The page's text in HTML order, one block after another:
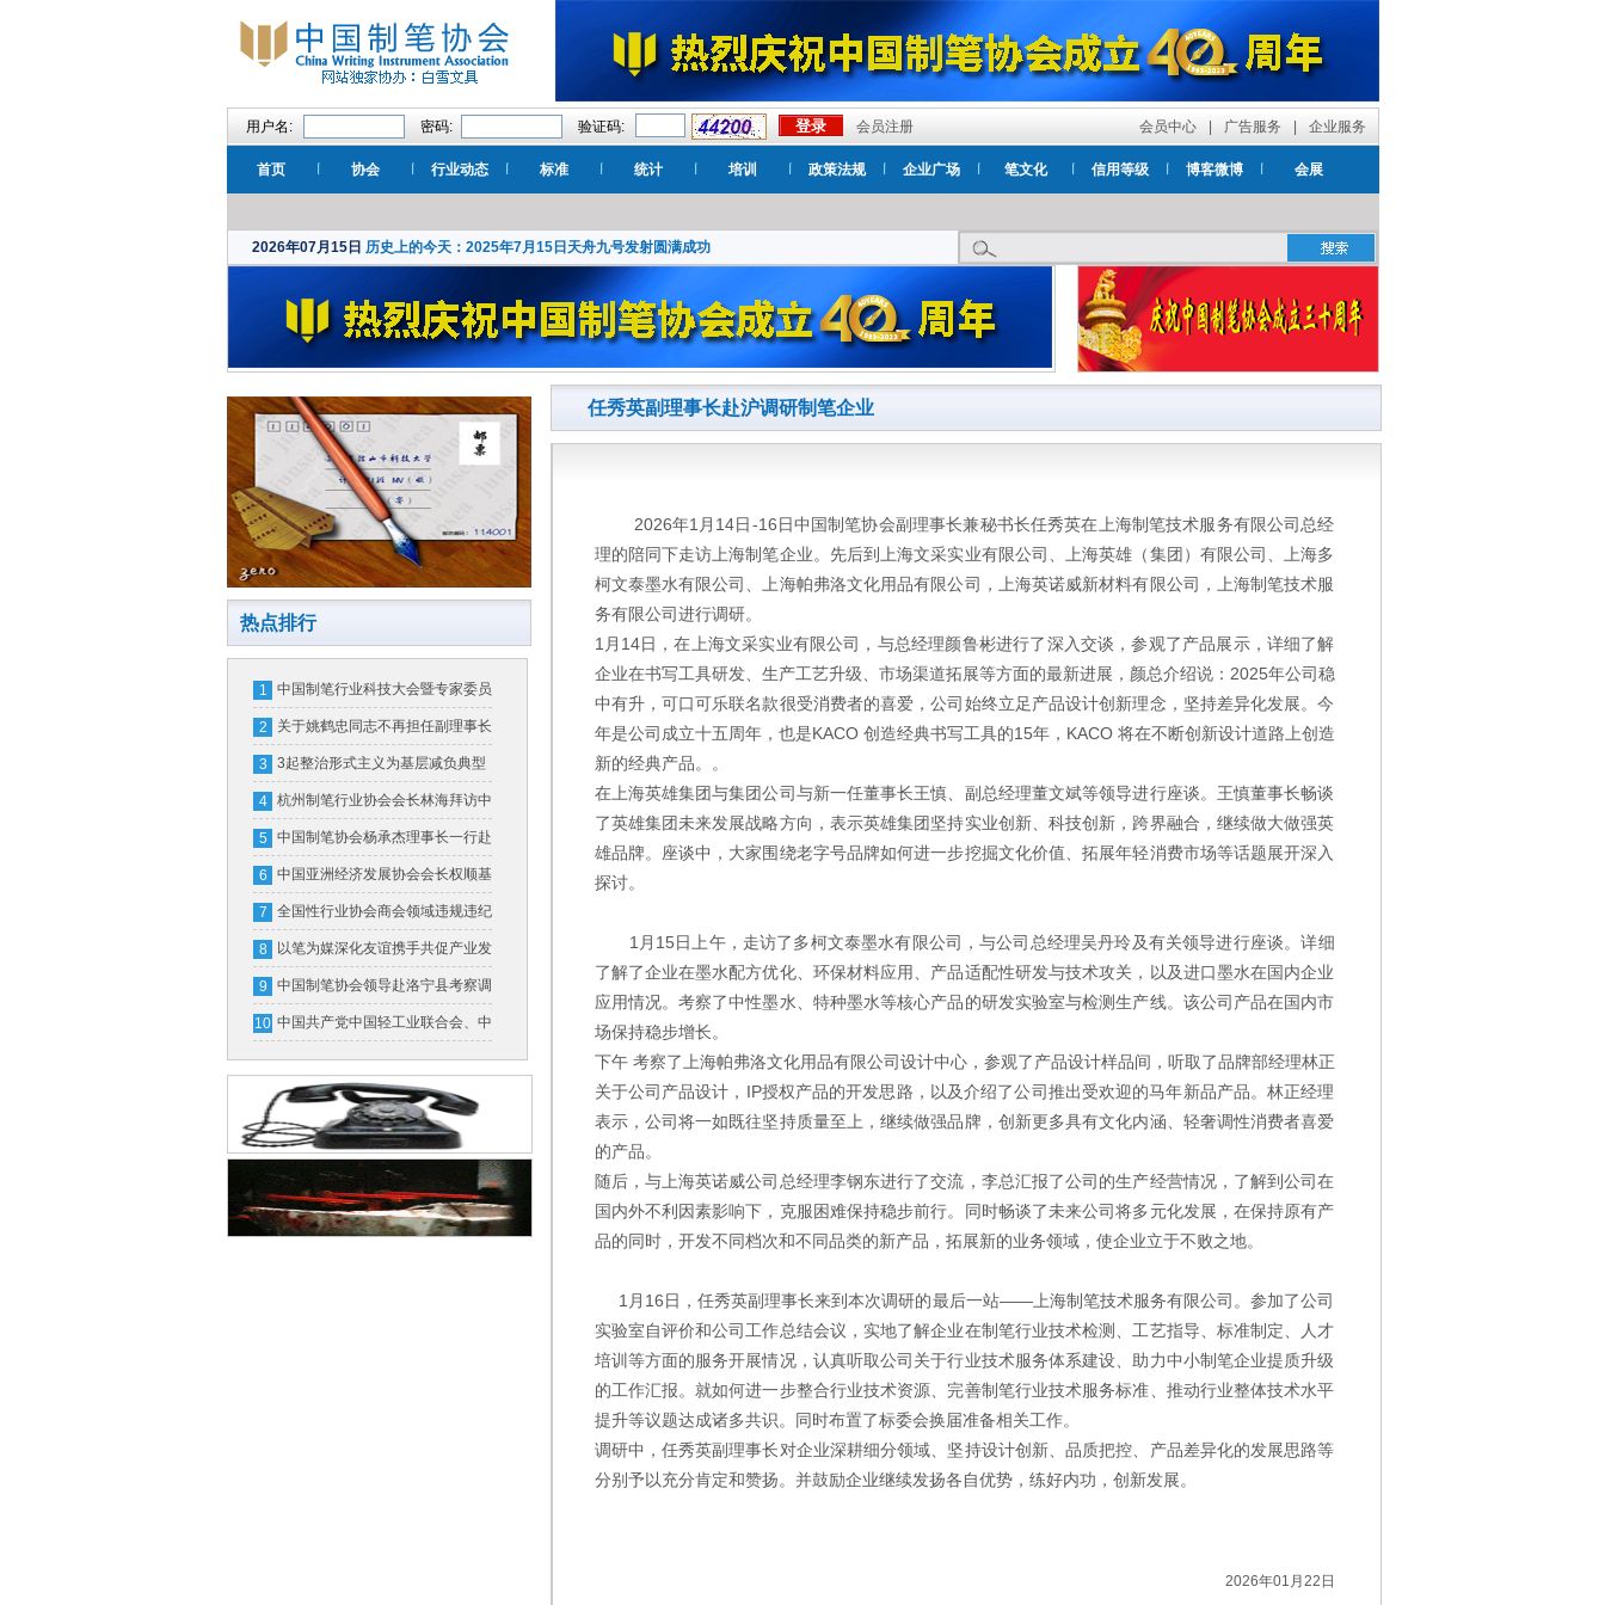
用户名: 密码: 验证码: 会员注册 会员中心 广告服务 企业服务
首页 协会 行业动态 标准 统计 培训 政策法规 企业广场 笔文化 信用等级 博客微博 会展
2026年07月15日 历史上的今天：2025年7月15日天舟九号发射圆满成功
热点排行
1 中国制笔行业科技大会暨专家委员
会换届大会在北京隆重召开
2 关于姚鹤忠同志不再担任副理事长
的公告
3 3起整治形式主义为基层减负典型
问题，公开通报！
4 杭州制笔行业协会会长林海拜访中
国制笔协会
5 中国制笔协会杨承杰理事长一行赴
横琴粤澳深度合作区和广东省文化
用品行业协会考察交流
6 中国亚洲经济发展协会会长权顺基
接受纪律审查和监察调查
7 全国性行业协会商会领域违规违纪
违法典型案例
8 以笔为媒深化友谊携手共促产业发
展
9 中国制笔协会领导赴洛宁县考察调
研
10 中国共产党中国轻工业联合会、中
华全国手工业合作总社第五次代表
大会在京召开
任秀英副理事长赴沪调研制笔企业
2026年1月14日-16日中国制笔协会副理事长兼秘书长任秀英在上海制笔技术服务有限公司总经
理的陪同下走访上海制笔企业。先后到上海文采实业有限公司、上海英雄（集团）有限公司、上海多
柯文泰墨水有限公司、上海帕弗洛文化用品有限公司，上海英诺威新材料有限公司，上海制笔技术服
务有限公司进行调研。
1月14日，在上海文采实业有限公司，与总经理颜鲁彬进行了深入交谈，参观了产品展示，详细了解
企业在书写工具研发、生产工艺升级、市场渠道拓展等方面的最新进展，颜总介绍说：2025年公司稳
中有升，可口可乐联名款很受消费者的喜爱，公司始终立足产品设计创新理念，坚持差异化发展。今
年是公司成立十五周年，也是KACO 创造经典书写工具的15年，KACO 将在不断创新设计道路上创造
新的经典产品。。
在上海英雄集团与集团公司与新一任董事长王慎、副总经理董文斌等领导进行座谈。王慎董事长畅谈
了英雄集团未来发展战略方向，表示英雄集团坚持实业创新、科技创新，跨界融合，继续做大做强英
雄品牌。座谈中，大家围绕老字号品牌如何进一步挖掘文化价值、拓展年轻消费市场等话题展开深入
探讨。
1月15日上午，走访了多柯文泰墨水有限公司，与公司总经理吴丹玲及有关领导进行座谈。详细
了解了企业在墨水配方优化、环保材料应用、产品适配性研发与技术攻关，以及进口墨水在国内企业
应用情况。考察了中性墨水、特种墨水等核心产品的研发实验室与检测生产线。该公司产品在国内市
场保持稳步增长。
下午 考察了上海帕弗洛文化用品有限公司设计中心，参观了产品设计样品间，听取了品牌部经理林正
关于公司产品设计，IP授权产品的开发思路，以及介绍了公司推出受欢迎的马年新品产品。林正经理
表示，公司将一如既往坚持质量至上，继续做强品牌，创新更多具有文化内涵、轻奢调性消费者喜爱
的产品。
随后，与上海英诺威公司总经理李钢东进行了交流，李总汇报了公司的生产经营情况，了解到公司在
国内外不利因素影响下，克服困难保持稳步前行。同时畅谈了未来公司将多元化发展，在保持原有产
品的同时，开发不同档次和不同品类的新产品，拓展新的业务领域，使企业立于不败之地。
1月16日，任秀英副理事长来到本次调研的最后一站——上海制笔技术服务有限公司。参加了公司
实验室自评价和公司工作总结会议，实地了解企业在制笔行业技术检测、工艺指导、标准制定、人才
培训等方面的服务开展情况，认真听取公司关于行业技术服务体系建设、助力中小制笔企业提质升级
的工作汇报。就如何进一步整合行业技术资源、完善制笔行业技术服务标准、推动行业整体技术水平
提升等议题达成诸多共识。同时布置了标委会换届准备相关工作。
调研中，任秀英副理事长对企业深耕细分领域、坚持设计创新、品质把控、产品差异化的发展思路等
分别予以充分肯定和赞扬。并鼓励企业继续发扬各自优势，练好内功，创新发展。
2026年01月22日